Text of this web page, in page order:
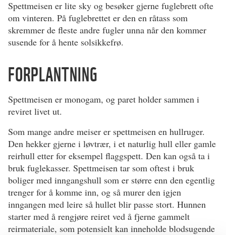
Spettmeisen er lite sky og besøker gjerne fuglebrett ofte
om vinteren. På fuglebrettet er den en råtass som
skremmer de fleste andre fugler unna når den kommer
susende for å hente solsikkefrø.
FORPLANTNING
Spettmeisen er monogam, og paret holder sammen i
reviret livet ut.
Som mange andre meiser er spettmeisen en hullruger.
Den hekker gjerne i løvtrær, i et naturlig hull eller gamle
reirhull etter for eksempel flaggspett. Den kan også ta i
bruk fuglekasser. Spettmeisen tar som oftest i bruk
boliger med inngangshull som er større enn den egentlig
trenger for å komme inn, og så murer den igjen
inngangen med leire så hullet blir passe stort. Hunnen
starter med å rengjøre reiret ved å fjerne gammelt
reirmateriale, som potensielt kan inneholde blodsugende